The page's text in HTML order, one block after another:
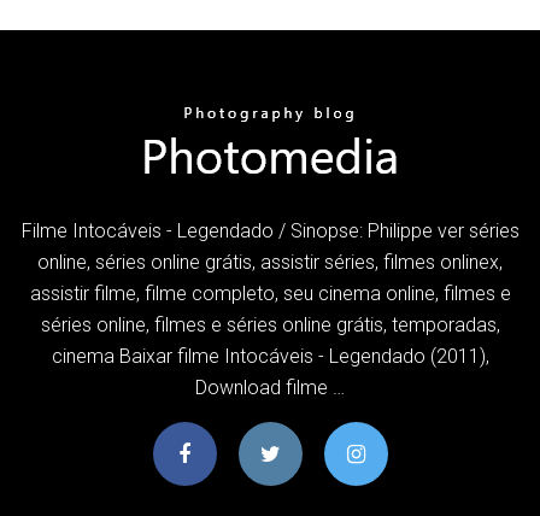
Filme Intocáveis - Legendado / Sinopse: Philippe ver séries
online, séries online grátis, assistir séries, filmes onlinex,
assistir filme, filme completo, seu cinema online, filmes e
séries online, filmes e séries online grátis, temporadas,
cinema Baixar filme Intocáveis - Legendado (2011),
Download filme …